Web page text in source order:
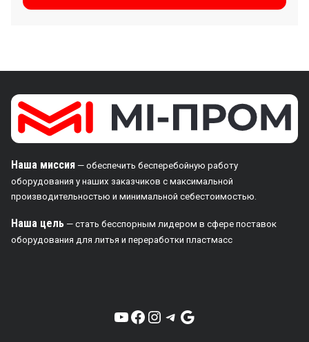
Наша миссия — обеспечить бесперебойную работу
оборудования у наших заказчиков с максимальной
производительностью и минимальной себестоимостью.
Наша цель — стать бесспорным лидером в сфере поставок
оборудования для литья и переработки пластмасс
YouTube
Facebook
Instagram
Telegram
Google